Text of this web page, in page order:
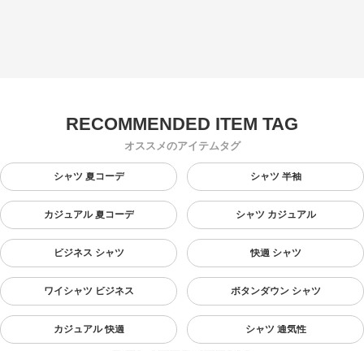
オススメのアイテムタグ
シャツ 夏コーデ シャツ 半袖
カジュアル 夏コーデ シャツ カジュアル
ビジネス シャツ 快適 シャツ
ワイシャツ ビジネス ボタンダウン シャツ
カジュアル 快適 シャツ 通気性